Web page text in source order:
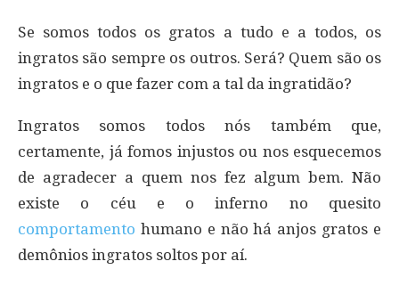
Se somos todos os gratos a tudo e a todos, os
ingratos são sempre os outros. Será? Quem são os
ingratos e o que fazer com a tal da ingratidão?
Ingratos somos todos nós também que,
certamente, já fomos injustos ou nos esquecemos
de agradecer a quem nos fez algum bem. Não
existe o céu e o inferno no quesito
comportamento humano e não há anjos gratos e
demônios ingratos soltos por aí.